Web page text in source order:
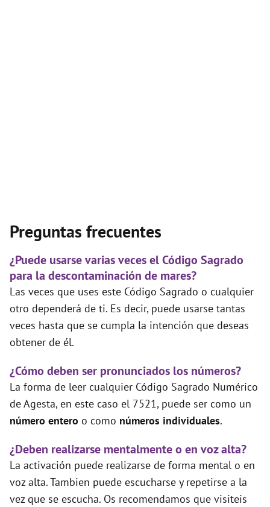
Preguntas frecuentes
¿Puede usarse varias veces el Código Sagrado
para la descontaminación de mares?
Las veces que uses este Código Sagrado o cualquier
otro dependerá de ti. Es decir, puede usarse tantas
veces hasta que se cumpla la intención que deseas
obtener de él.
¿Cómo deben ser pronunciados los números?
La forma de leer cualquier Código Sagrado Numérico
de Agesta, en este caso el 7521, puede ser como un
número entero o como números individuales.
¿Deben realizarse mentalmente o en voz alta?
La activación puede realizarse de forma mental o en
voz alta. Tambien puede escucharse y repetirse a la
vez que se escucha. Os recomendamos que visiteis